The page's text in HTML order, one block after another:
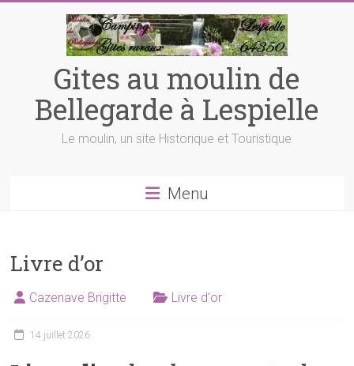
Gites au moulin de
Bellegarde à Lespielle
Le moulin, un site Historique et Touristique
Menu
Livre d’or
Cazenave Brigitte Livre d'or
14 juillet 2026